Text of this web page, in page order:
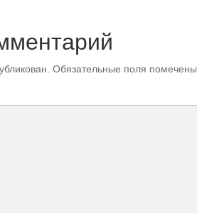
Обязательные поля помечены